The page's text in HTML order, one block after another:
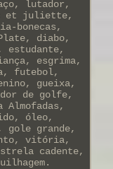
lutador,
et juliette,
bonecas,
diabo,
estudante,
esgrima,
futebol,
gueixa,
de golfe,
Almofadas,
óleo,
grande,
vitória,
cadente,